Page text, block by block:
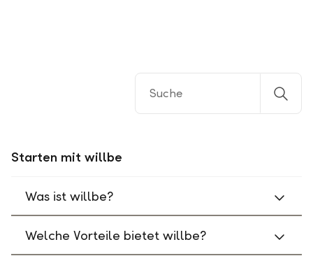
Starten mit willbe
Was ist willbe?
Welche Vorteile bietet willbe?